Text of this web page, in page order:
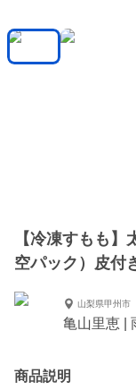
【冷凍すもも
空パック）皮付
山梨県甲州市
亀山里恵 |
商品説明